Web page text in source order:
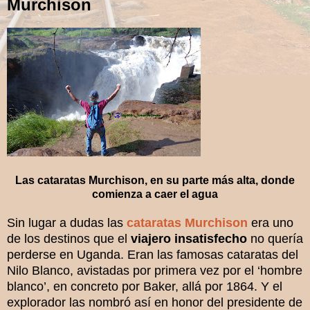
Murchison
Las cataratas Murchison, en su parte más alta, donde
comienza a caer el agua
Sin lugar a dudas las cataratas Murchison era uno
de los destinos que el viajero insatisfecho no quería
perderse en Uganda. Eran las famosas cataratas del
Nilo Blanco, avistadas por primera vez por el ‘hombre
blanco’, en concreto por Baker, allá por 1864. Y el
explorador las nombró así en honor del presidente de